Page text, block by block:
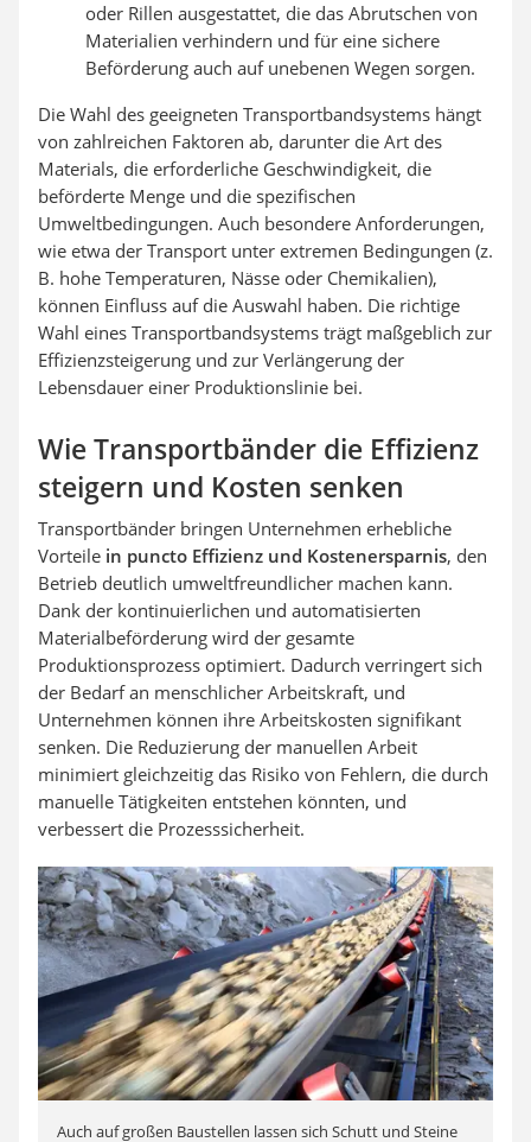
oder Rillen ausgestattet, die das Abrutschen von
Materialien verhindern und für eine sichere
Beförderung auch auf unebenen Wegen sorgen.
Die Wahl des geeigneten Transportbandsystems hängt
von zahlreichen Faktoren ab, darunter die Art des
Materials, die erforderliche Geschwindigkeit, die
beförderte Menge und die spezifischen
Umweltbedingungen. Auch besondere Anforderungen,
wie etwa der Transport unter extremen Bedingungen (z.
B. hohe Temperaturen, Nässe oder Chemikalien),
können Einfluss auf die Auswahl haben. Die richtige
Wahl eines Transportbandsystems trägt maßgeblich zur
Effizienzsteigerung und zur Verlängerung der
Lebensdauer einer Produktionslinie bei.
Wie Transportbänder die Effizienz
steigern und Kosten senken
Transportbänder bringen Unternehmen erhebliche
Vorteile in puncto Effizienz und Kostenersparnis, den
Betrieb deutlich umweltfreundlicher machen kann.
Dank der kontinuierlichen und automatisierten
Materialbeförderung wird der gesamte
Produktionsprozess optimiert. Dadurch verringert sich
der Bedarf an menschlicher Arbeitskraft, und
Unternehmen können ihre Arbeitskosten signifikant
senken. Die Reduzierung der manuellen Arbeit
minimiert gleichzeitig das Risiko von Fehlern, die durch
manuelle Tätigkeiten entstehen könnten, und
verbessert die Prozesssicherheit.
Auch auf großen Baustellen lassen sich Schutt und Steine